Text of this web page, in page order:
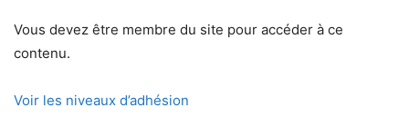
Vous devez être membre du site pour accéder à ce
contenu.
Voir les niveaux d’adhésion